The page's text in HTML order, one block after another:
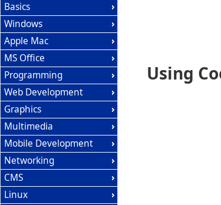
Using
Basics
Windows
Apple Mac
MS Office
Programming
Web Development
Graphics
Multimedia
Mobile Development
Networking
CMS
Linux